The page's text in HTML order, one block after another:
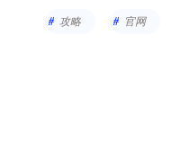
攻略 官网